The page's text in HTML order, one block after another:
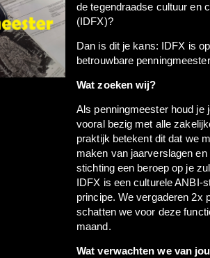
de tegendraadse cultuur en
(IDFX)?
Dan is dit je kans: IDFX is
betrouwbare
Wat zoeken wij?
Als penningmeester houd je
vooral bezig met alle
praktijk betekent dit dat we
maken van jaarverslagen
stichting een beroep op je
IDFX is een culturele ANBI-
principe. We vergaderen 2x
schatten we voor deze
maand.
Wat verwachten we van